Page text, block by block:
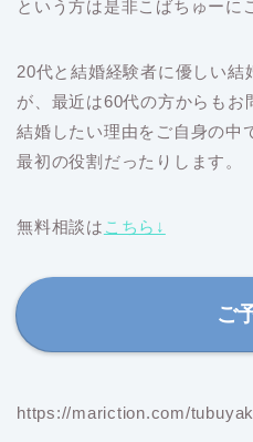
という方は是非こばちゅーに
20代と結婚経験者に優しい結
が、最近は60代の方からもお
結婚したい理由をご自身の中
最初の役割だったりします。
無料相談は こちら↓
ご
https://mariction.com/